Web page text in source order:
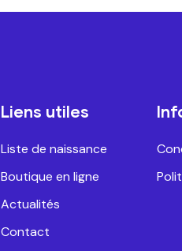
Liens utiles
Liste de naissance
Boutique en ligne
Actualités
Contact